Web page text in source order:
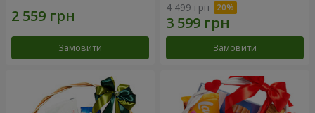
Замовити
4 499 грн
Замовити